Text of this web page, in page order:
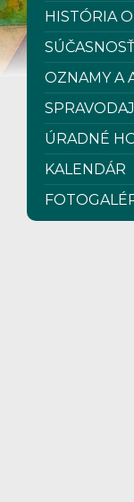
HISTÓRIA
OZNAMY A
ÚRADNÉ
KALENDÁR